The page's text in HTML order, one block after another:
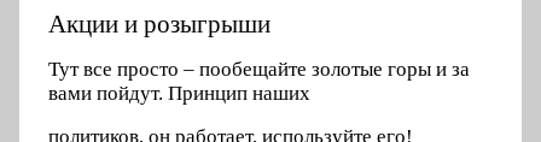
Акции и розыгрыши
Тут все просто – пообещайте золотые горы и за
вами пойдут. Принцип наших
политиков, он работает, используйте его!